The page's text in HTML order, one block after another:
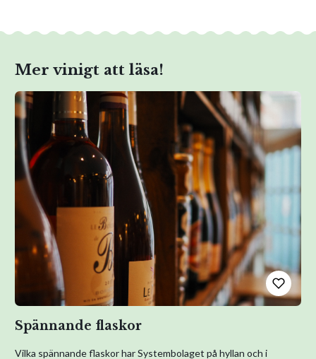
Mer vinigt att läsa!
Spännande flaskor
Vilka spännande flaskor har Systembolaget på hyllan och i